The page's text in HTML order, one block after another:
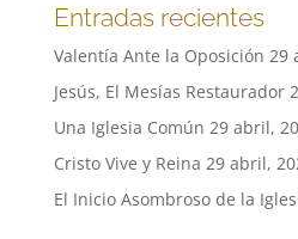
Entradas recientes
Valentía Ante la Oposición 29
Jesús, El Mesías Restaurador
Una Iglesia Común 29 abril,
Cristo Vive y Reina 29 abril,
El Inicio Asombroso de la